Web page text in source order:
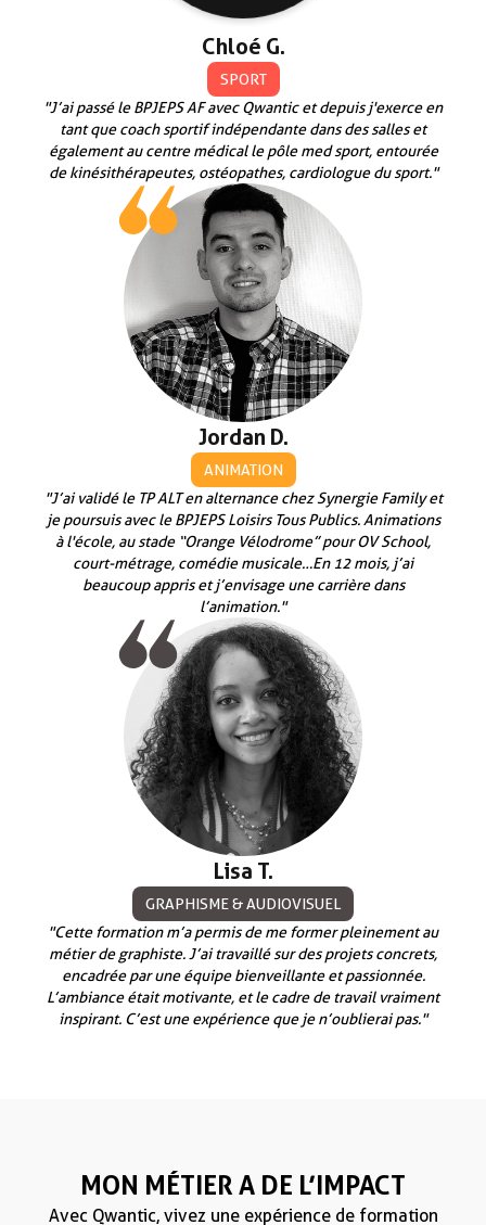
Chloé G.
SPORT
"J’ai passé le BPJEPS AF avec Qwantic et depuis j'exerce en
tant que coach sportif indépendante dans des salles et
également au centre médical le pôle med sport, entourée
de kinésithérapeutes, ostéopathes, cardiologue du sport."
Jordan D.
ANIMATION
"J’ai validé le TP ALT en alternance chez Synergie Family et
je poursuis avec le BPJEPS Loisirs Tous Publics. Animations
à l'école, au stade “Orange Vélodrome” pour OV School,
court-métrage, comédie musicale…En 12 mois, j’ai
beaucoup appris et j’envisage une carrière dans
l’animation."
Lisa T.
GRAPHISME & AUDIOVISUEL
"Cette formation m’a permis de me former pleinement au
métier de graphiste. J’ai travaillé sur des projets concrets,
encadrée par une équipe bienveillante et passionnée.
L’ambiance était motivante, et le cadre de travail vraiment
inspirant. C’est une expérience que je n’oublierai pas. "
MON MÉTIER A DE L’IMPACT
Avec Qwantic, vivez une expérience de formation